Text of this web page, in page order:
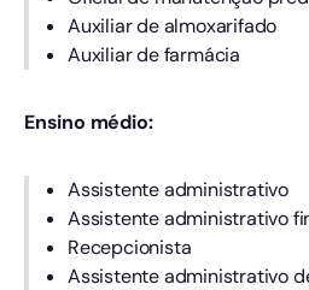
Auxiliar de almoxarifado
Auxiliar de farmácia
Ensino médio:
Assistente administrativo
Assistente administrativo
Recepcionista
Assistente administrativo